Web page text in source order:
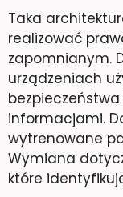
Taka
realizować
zapomnianym.
urządzeniach
informacjami.
wytrenowane
Wymiana
które